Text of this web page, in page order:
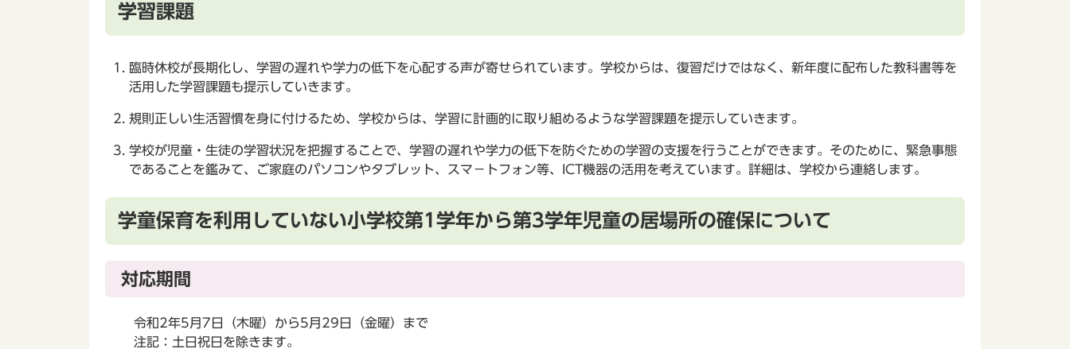
学習課題
臨時休校が長期化し、学習の遅れや学力の低下を心配する声が寄せられています。学校からは、復習だけではなく、新年度に配布した教科書等を
活用した学習課題も提示していきます。
規則正しい生活習慣を身に付けるため、学校からは、学習に計画的に取り組めるような学習課題を提示していきます。
学校が児童・生徒の学習状況を把握することで、学習の遅れや学力の低下を防ぐための学習の支援を行うことができます。そのために、緊急事態
であることを鑑みて、ご家庭のパソコンやタブレット、スマ－トフォン等、ICT機器の活用を考えています。詳細は、学校から連絡します。
学童保育を利用していない小学校第1学年から第3学年児童の居場所の確保について
対応期間
令和2年5月7日（木曜）から5月29日（金曜）まで
注記：土日祝日を除きます。